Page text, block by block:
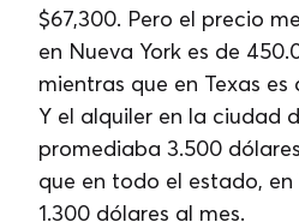
$67,300. Pero el precio
en Nueva York es de
mientras que en Texas es
Y el alquiler en la ciudad
promediaba 3.500
que en todo el estado, en
1.300 dólares al mes.